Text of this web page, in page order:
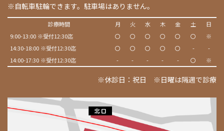
※自転車駐輪できます。駐車場はありません。
診療時間 月 火 水 木 金 土
日
9:00-13:00 ※受付12:30迄
〇 〇 〇 〇 〇 〇
※
14:30-18:00 ※受付12:30迄
〇 〇 〇 〇 〇 -
-
14:00-17:30 ※受付12:30迄
- - - - - 〇 ※
※休診日：祝日 ※日曜は隔週で診療